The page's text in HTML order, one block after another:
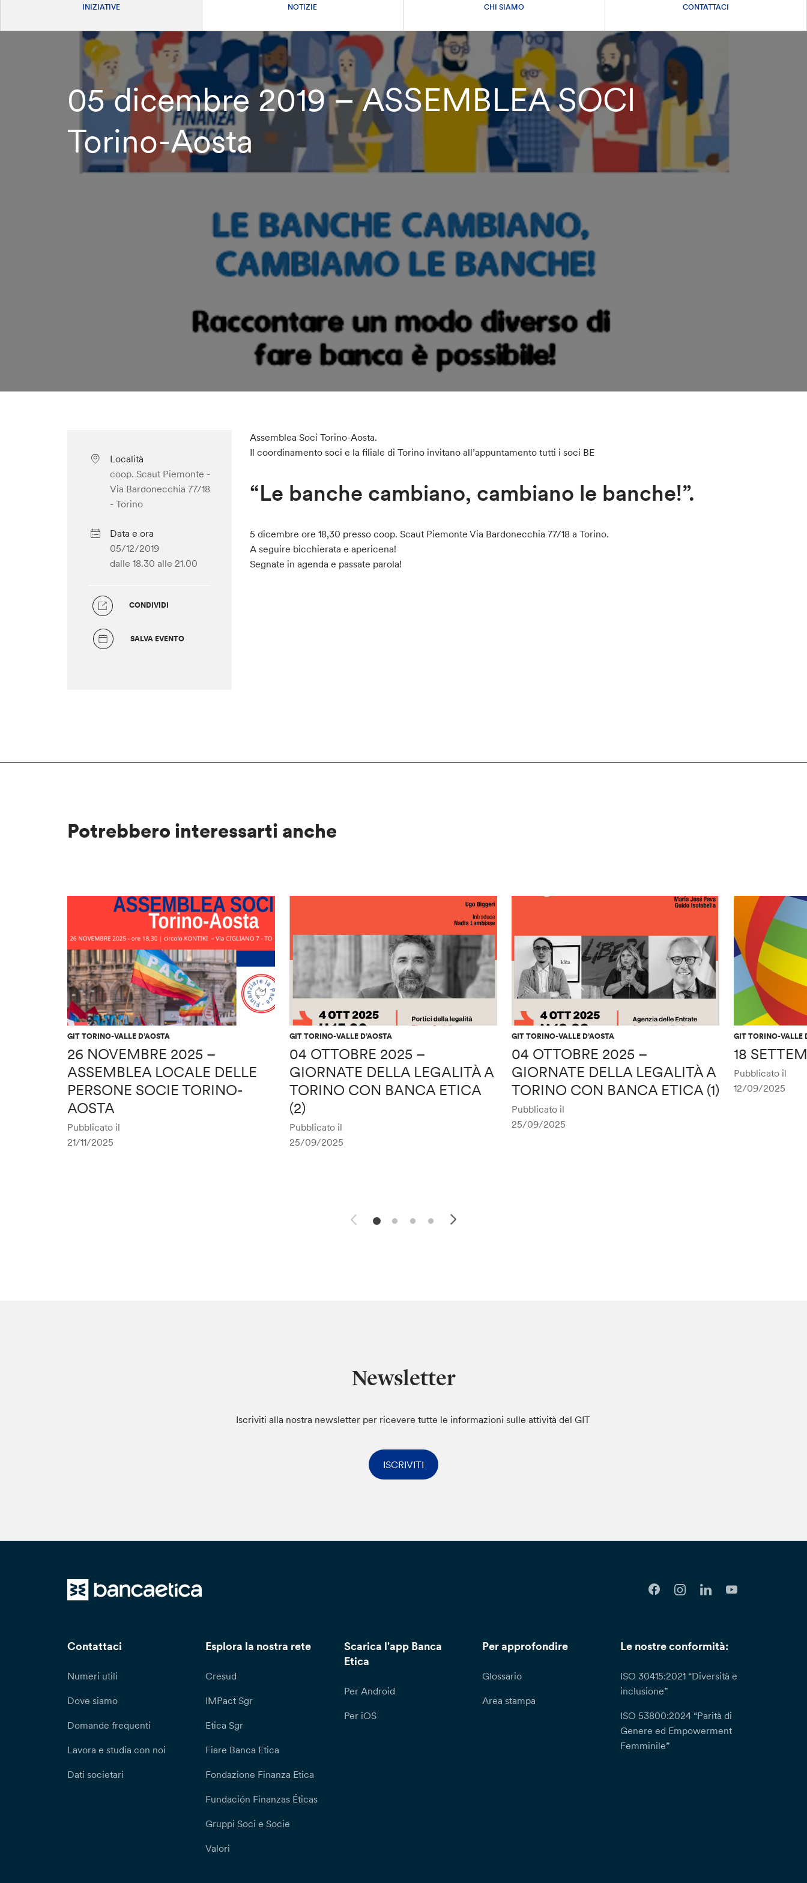
INIZIATIVE NOTIZIE CHI SIAMO CONTATTACI
05 dicembre 2019 – ASSEMBLEA SOCI
Torino-Aosta
Località
coop. Scaut Piemonte -
Via Bardonecchia 77/18
- Torino
Data e ora
05/12/2019
dalle 18.30 alle 21.00
CONDIVIDI
SALVA EVENTO
Assemblea Soci Torino-Aosta.
Il coordinamento soci e la filiale di Torino invitano all’appuntamento tutti i soci BE
“Le banche cambiano, cambiano le banche!”.
5 dicembre ore 18,30 presso coop. Scaut Piemonte Via Bardonecchia 77/18 a Torino.
A seguire bicchierata e apericena!
Segnate in agenda e passate parola!
Potrebbero interessarti anche
GIT TORINO-VALLE D’AOSTA
26 NOVEMBRE 2025 –
ASSEMBLEA LOCALE DELLE
PERSONE SOCIE TORINO-
AOSTA
Pubblicato il
21/11/2025
GIT TORINO-VALLE D’AOSTA
04 OTTOBRE 2025 –
GIORNATE DELLA LEGALITÀ A
TORINO CON BANCA ETICA
(2)
Pubblicato il
25/09/2025
GIT TORINO-VALLE D’AOSTA
04 OTTOBRE 2025 –
GIORNATE DELLA LEGALITÀ A
TORINO CON BANCA ETICA (1)
Pubblicato il
25/09/2025
GIT TORINO-VALLE
18
Pubblicato il
12/09/2025
Newsletter
Iscriviti alla nostra newsletter per ricevere tutte le informazioni sulle attività del GIT
ISCRIVITI
Contattaci
Numeri utili
Dove siamo
Domande frequenti
Lavora e studia con noi
Dati societari
Esplora la nostra rete
Cresud
IMPact Sgr
Etica Sgr
Fiare Banca Etica
Fondazione Finanza Etica
Fundación Finanzas Éticas
Gruppi Soci e Socie
Valori
Scarica l'app Banca
Etica
Per Android
Per iOS
Per approfondire
Glossario
Area stampa
Le nostre conformità:
ISO 30415:2021 “Diversità e
inclusione”
ISO 53800:2024 “Parità di
Genere ed Empowerment
Femminile”